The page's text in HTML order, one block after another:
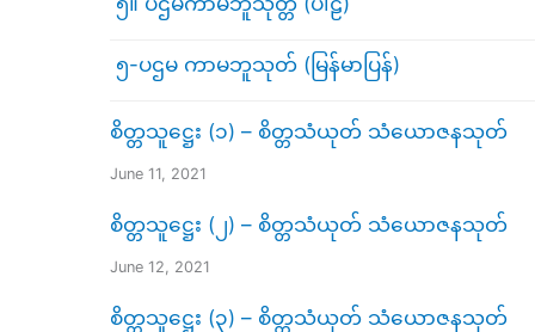
၅-ပဌမ ကာမဘူသုတ် (မြန်မာပြန်)
စိတ္တသူဋ္ဌေး (၁) – စိတ္တသံယုတ် သံယောဇနသုတ်
June 11, 2021
စိတ္တသူဋ္ဌေး (၂) – စိတ္တသံယုတ် သံယောဇနသုတ်
June 12, 2021
စိတ္တသူဋ္ဌေး (၃) – စိတ္တသံယုတ် သံယောဇနသုတ်